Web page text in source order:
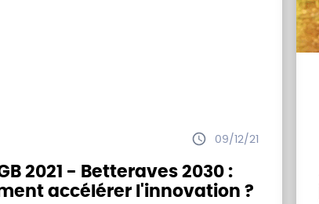
09/12/21
2021 - Betteraves 2030 :
accélérer l'innovation ?